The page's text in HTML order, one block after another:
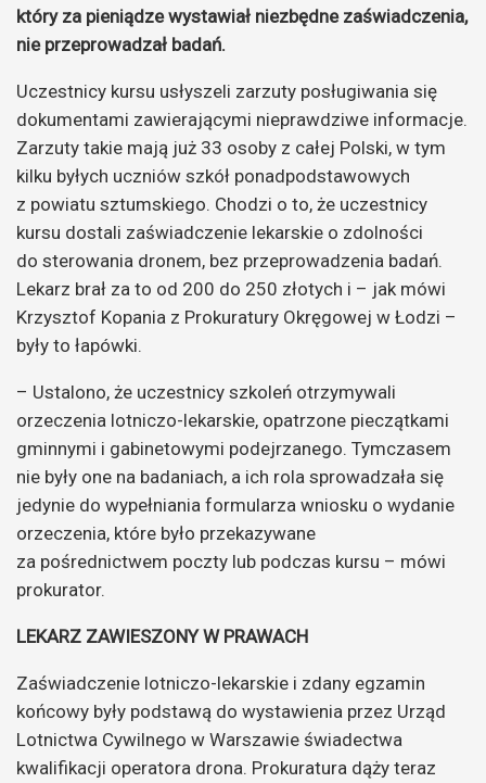
który za pieniądze wystawiał niezbędne zaświadczenia,
nie przeprowadzał badań.
Uczestnicy kursu usłyszeli zarzuty posługiwania się
dokumentami zawierającymi nieprawdziwe informacje.
Zarzuty takie mają już 33 osoby z całej Polski, w tym
kilku byłych uczniów szkół ponadpodstawowych
z powiatu sztumskiego. Chodzi o to, że uczestnicy
kursu dostali zaświadczenie lekarskie o zdolności
do sterowania dronem, bez przeprowadzenia badań.
Lekarz brał za to od 200 do 250 złotych i – jak mówi
Krzysztof Kopania z Prokuratury Okręgowej w Łodzi –
były to łapówki.
– Ustalono, że uczestnicy szkoleń otrzymywali
orzeczenia lotniczo-lekarskie, opatrzone pieczątkami
gminnymi i gabinetowymi podejrzanego. Tymczasem
nie były one na badaniach, a ich rola sprowadzała się
jedynie do wypełniania formularza wniosku o wydanie
orzeczenia, które było przekazywane
za pośrednictwem poczty lub podczas kursu – mówi
prokurator.
LEKARZ ZAWIESZONY W PRAWACH
Zaświadczenie lotniczo-lekarskie i zdany egzamin
końcowy były podstawą do wystawienia przez Urząd
Lotnictwa Cywilnego w Warszawie świadectwa
kwalifikacji operatora drona. Prokuratura dąży teraz